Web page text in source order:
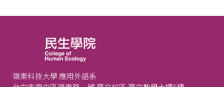
嶺東科技大學 應用外語系